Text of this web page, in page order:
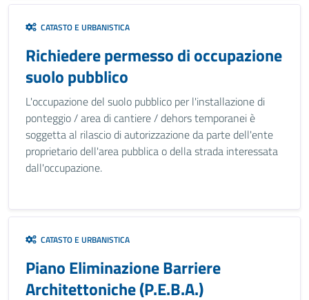
CATASTO E URBANISTICA
Richiedere permesso di occupazione
suolo pubblico
L'occupazione del suolo pubblico per l'installazione di
ponteggio / area di cantiere / dehors temporanei è
soggetta al rilascio di autorizzazione da parte dell'ente
proprietario dell'area pubblica o della strada interessata
dall'occupazione.
CATASTO E URBANISTICA
Piano Eliminazione Barriere
Architettoniche (P.E.B.A.)